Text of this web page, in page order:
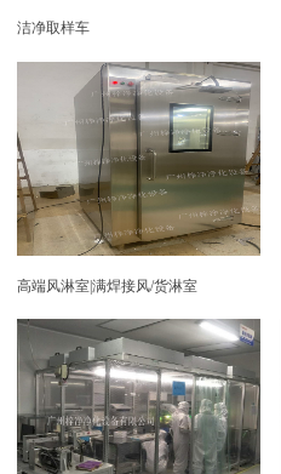
洁净取样车
高端风淋室|满焊接风/货淋室